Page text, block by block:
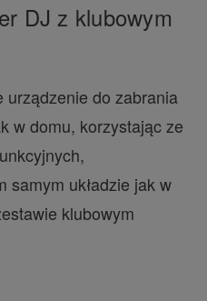
DJ z klubowym
urządzenie do zabrania
w domu, korzystając ze
samym układzie jak w
klubowym